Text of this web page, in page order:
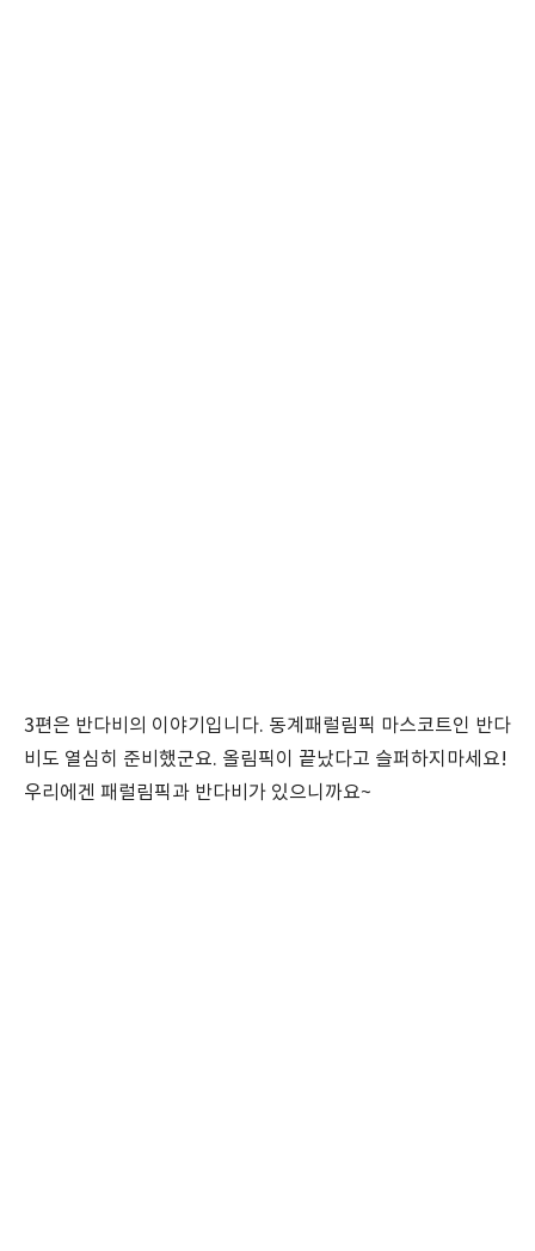
3편은 반다비의 이야기입니다. 동계패럴림픽 마스코트인 반다
비도 열심히 준비했군요. 올림픽이 끝났다고 슬퍼하지마세요!
우리에겐 패럴림픽과 반다비가 있으니까요~